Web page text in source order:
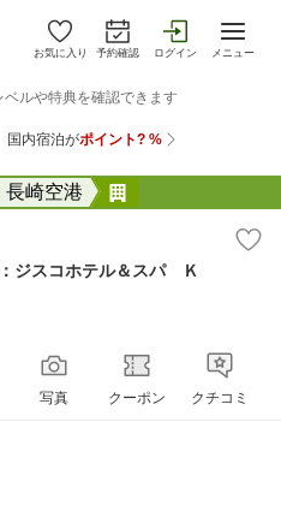
お気に入り 予約確認 ログイン メニュー
長崎空港
ジスコホテル＆スパ Ｋ
写真 クーポン クチコミ